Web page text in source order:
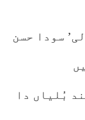
سودا حسن
بُلیاں دا